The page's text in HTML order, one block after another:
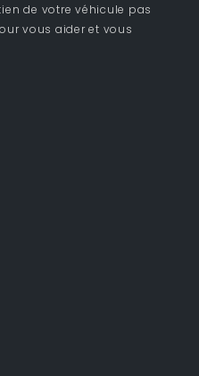
de votre véhicule pas
vous aider et vous